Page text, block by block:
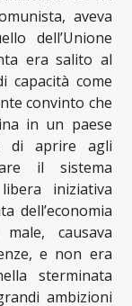
aveva
dell’Unione
era salito al
capacità come
convinto che
in un paese
di aprire agli
il sistema
iniziativa
dell’economia
causava
e non era
sterminata
ambizioni